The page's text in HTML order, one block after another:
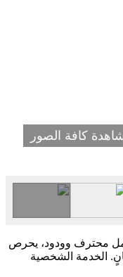
كافة الصور
عمل محترف وودود، يحرص
الخدمة الشخصية